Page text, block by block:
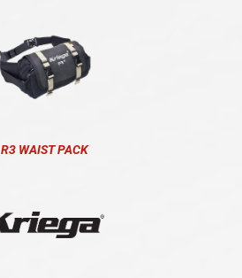
R3 WAIST PACK